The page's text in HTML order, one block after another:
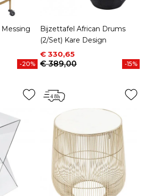
-20%
Bijzettafel African Drums
(2/Set) Kare Design
Prijs
€ 330,65
Normale prijs
€ 389,00
-15%